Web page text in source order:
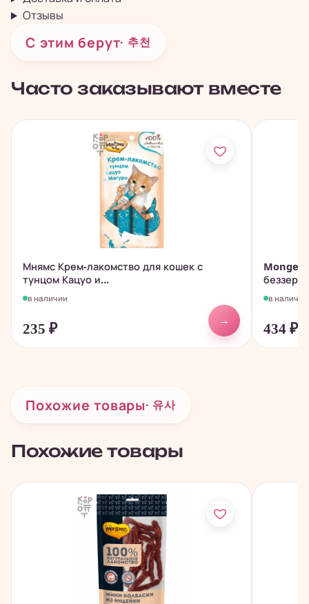
Отзывы
С этим берут· 추천
Часто заказывают вместе
Мнямс Крем-лакомство для кошек с
тунцом Кацуо и...
в наличии
235 ₽
→
Monge
в наличии
434₽
Похожие товары· 유사
Похожие товары